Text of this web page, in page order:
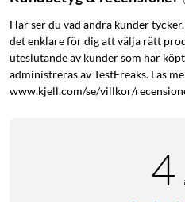
Här ser du vad andra kunder
det enklare för dig att välja rätt
uteslutande av kunder som har
administreras av TestFreaks. Läs
www.kjell.com/se/villkor/
4